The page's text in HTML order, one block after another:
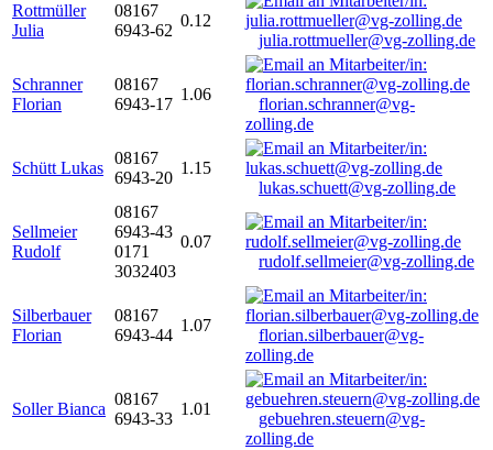
Rottmüller
Julia
08167
6943-62
0.12
julia.rottmueller@vg-zolling.de
Schranner
Florian
08167
6943-17
1.06
florian.schranner@vg-
zolling.de
Schütt Lukas
08167
6943-20
1.15
lukas.schuett@vg-zolling.de
Sellmeier
Rudolf
08167
6943-43
0171
3032403
0.07
rudolf.sellmeier@vg-zolling.de
Silberbauer
Florian
08167
6943-44
1.07
florian.silberbauer@vg-
zolling.de
Soller Bianca
08167
6943-33
1.01
gebuehren.steuern@vg-
zolling.de